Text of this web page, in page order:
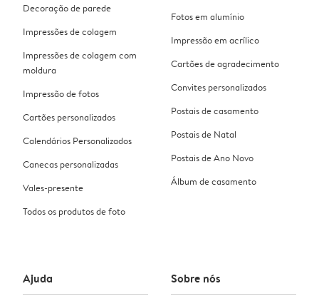
Decoração de parede
Impressões de colagem
Impressões de colagem com
moldura
Impressão de fotos
Cartões personalizados
Calendários Personalizados
Canecas personalizadas
Vales-presente
Todos os produtos de foto
Fotos em alumínio
Impressão em acrílico
Cartões de agradecimento
Convites personalizados
Postais de casamento
Postais de Natal
Postais de Ano Novo
Álbum de casamento
Ajuda Sobre nós